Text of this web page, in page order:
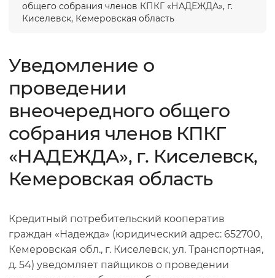
общего собрания членов КПКГ «НАДЕЖДА», г.
Киселевск, Кемеровская область
Уведомление о
проведении
внеочередного общего
собрания членов КПКГ
«НАДЕЖДА», г. Киселевск,
Кемеровская область
Кредитный потребительский кооператив
граждан «Надежда» (юридический адрес: 652700,
Кемеровская обл., г. Киселевск, ул. Транспортная,
д. 54) уведомляет пайщиков о проведении